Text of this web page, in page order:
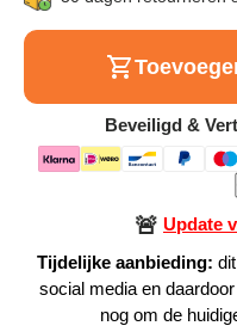
Alle Producten
Alle collecties
Blogs
Beveiligd &
🚨 Update
Tijdelijke aanbieding:
social media en
nog om de